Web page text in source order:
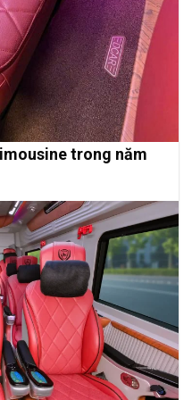
trong năm